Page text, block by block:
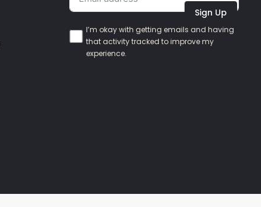
Sign Up
I’m okay with getting emails and having
that activity tracked to improve my
experience.